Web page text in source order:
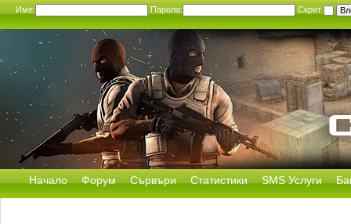
Име: Парола: Скрит
Начало Форум Сървъри Статистики SMS Услуги